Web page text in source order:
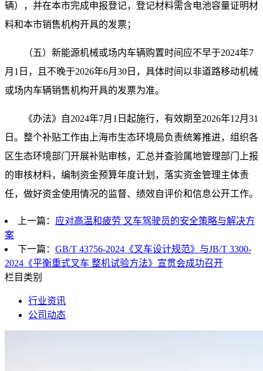
辆），并在本市完成申报登记，登记材料需含电池容量证明材
料和本市销售机构开具的发票；
（五）新能源机械或场内车辆购置时间应不早于2024年7
月1日，且不晚于2026年6月30日，具体时间以非道路移动机械
或场内车辆销售机构开具的发票为准。
《办法》自2024年7月1日起施行，有效期至2026年12月31
日。整个补贴工作由上海市生态环境局负责统筹推进，组织各
区生态环境部门开展补贴审核，汇总并查验属地管理部门上报
的审核材料，编制资金预算年度计划，落实资金管理主体责
任，做好资金使用情况的监督、绩效自评价和信息公开工作。
上一篇： 应对高温和疲劳 叉车驾驶员的安全策略与解决方
案
下一篇： GB/T 43756-2024《叉车设计规范》与JB/T 3300-
2024《平衡重式叉车 整机试验方法》宣贯会成功召开
栏目类别
行业资讯
公司动态